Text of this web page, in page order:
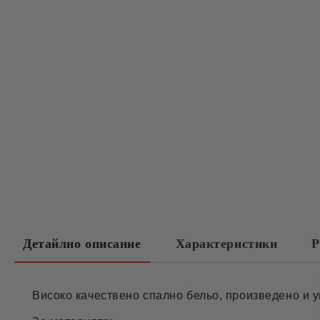
Детайлно описание Характеристики
Високо качествено спално бельо, произведено и